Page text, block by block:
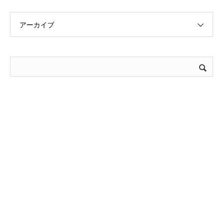
アーカイブ